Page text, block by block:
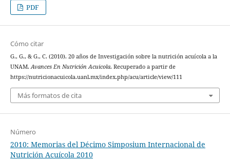
PDF
Cómo citar
G., G., & G., C. (2010). 20 años de Investigación sobre la nutrición acuícola a la
UNAM.Avances En Nutrición Acuicola. Recuperado a partir de
https://nutricionacuicola.uanl.mx/index.php/acu/article/view/111
Más formatos de cita
Número
2010: Memorias del Décimo Simposium Internacional de
Nutrición Acuícola 2010